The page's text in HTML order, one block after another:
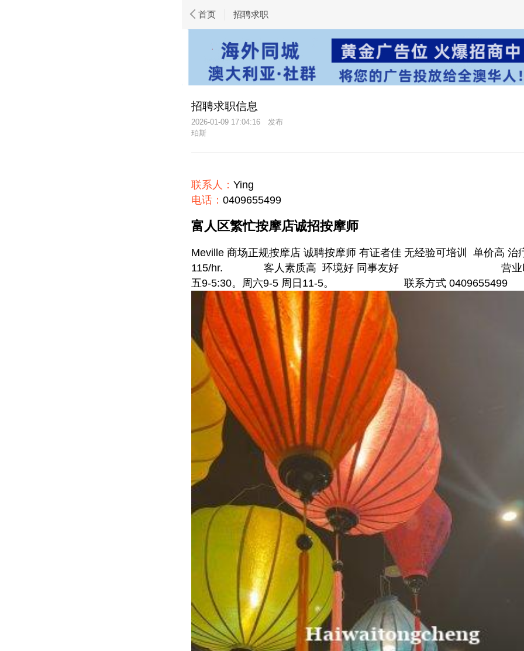
首页 招聘求职
招聘求职信息
2026-01-09 17:04:16
珀斯
联系人： Ying
电话： 0409655499
富人区繁忙按摩店诚招按摩师
Meville 商场正规按摩店 诚聘按摩师 有证者佳 无经验可培训 单价高 治
115/hr. 客人素质高 环境好 同事友好 营业时间
五9-5:30。周六9-5 周日11-5。 联系方式 0409655499